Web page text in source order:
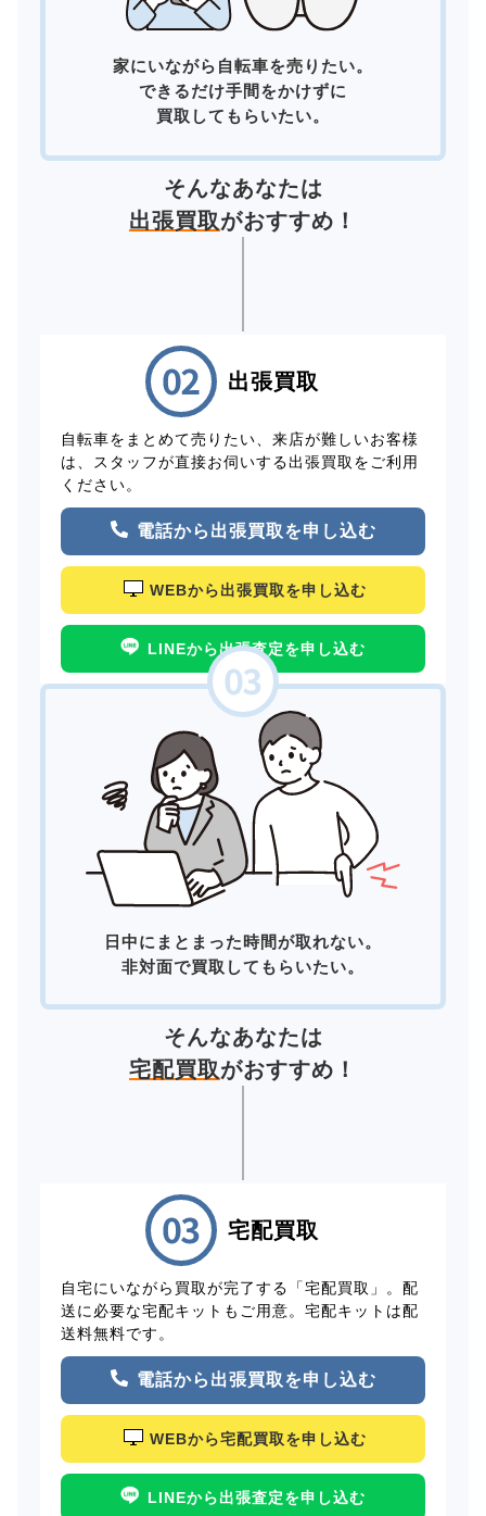
家にいながら自転車を売りたい。
できるだけ手間をかけずに
買取してもらいたい。
そんなあなたは
出張買取がおすすめ！
出張買取
自転車をまとめて売りたい、来店が難しいお客様
は、スタッフが直接お伺いする出張買取をご利用
ください。
電話から出張買取を申し込む
WEBから出張買取を申し込む
LINEから出張査定を申し込む
日中にまとまった時間が取れない。
非対面で買取してもらいたい。
そんなあなたは
宅配買取がおすすめ！
宅配買取
自宅にいながら買取が完了する「宅配買取」。配
送に必要な宅配キットもご用意。宅配キットは配
送料無料です。
電話から出張買取を申し込む
WEBから宅配買取を申し込む
LINEから出張査定を申し込む